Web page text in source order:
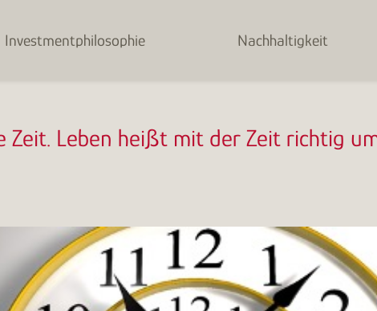
Investmentphilosophie Nachhaltigkeit
Zeit. Leben heißt mit der Zeit richtig